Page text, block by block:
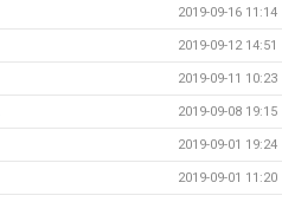
2019-09-16 11:14
2019-09-12 14:51
2019-09-11 10:23
2019-09-08 19:15
2019-09-01 19:24
2019-09-01 11:20